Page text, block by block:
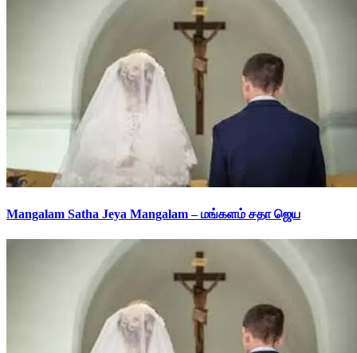
Mangalam Satha Jeya Mangalam – மங்களம் சதா ஜெய